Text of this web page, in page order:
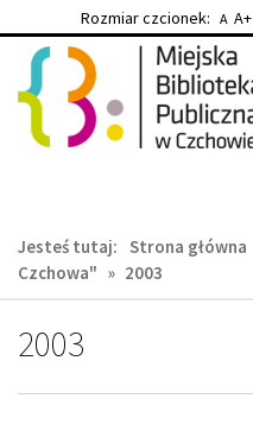
Przejdź
głównej
treści
Przejdź
wyszukiwarki
Rozmiar czcionek: A A+
Jesteś tutaj: Strona główna
Czchowa" » 2003
2003